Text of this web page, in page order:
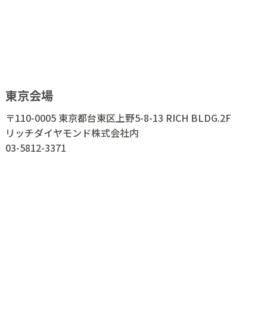
東京会場
〒110-0005 東京都台東区上野5-8-13 RICH BLDG.2F
リッチダイヤモンド株式会社内
03-5812-3371